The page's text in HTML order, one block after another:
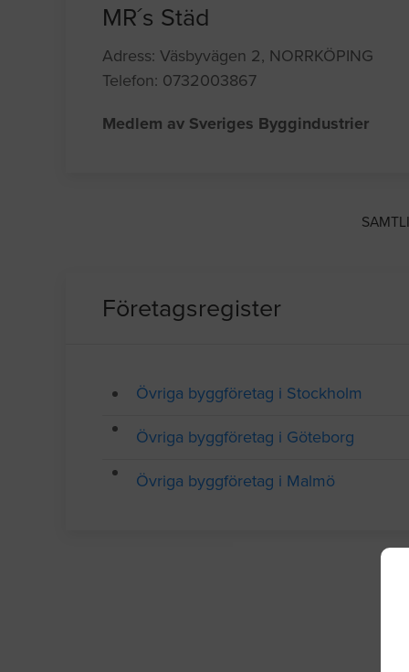
MR´s Städ
Adress: Väsbyvägen 2, NORRKÖPING
Telefon: 0732003867
Medlem av Sveriges Byggindustrier
Företagsregister
Övriga byggföretag i Stockholm
Övriga byggföretag i Göteborg
Övriga byggföretag i Malmö